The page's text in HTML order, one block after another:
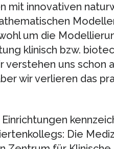
mit innovativen
um die
klinisch bzw.
verstehen uns schon
wir verlieren das
Die